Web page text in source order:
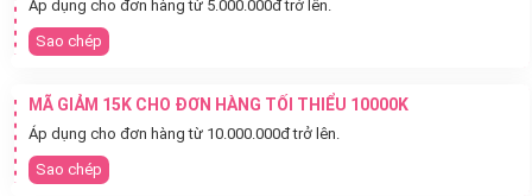
Áp dụng cho đơn hàng từ 5.000.000đ trở lên.
Sao chép
MÃ GIẢM 15K CHO ĐƠN HÀNG TỐI THIỂU 10000K
Áp dụng cho đơn hàng từ 10.000.000đ trở lên.
Sao chép